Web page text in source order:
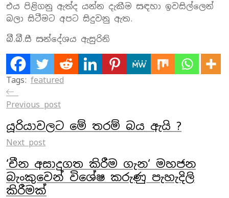
එය පිළිගනු ඇත්ද යන්න දැකීම සඳහා ඉවසිල්ලෙන්
බලා සිටීමට අපට සිදුවනු ඇත.
බී.බී.සී සන්දේශය ඇසුරිනි
Tags: featured
Previous post
යූරියාවලට මේ තරම් බය ඇයි ?
Next post
‘චීන අසාදුගත කිරීම ගැන‘ මහජන
බැංකුවෙන් විශේෂ කරුණු පැහැදිලි
කිරීමක්